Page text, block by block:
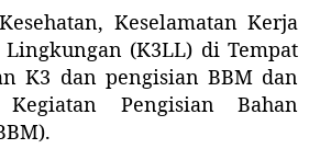
Keselamatan Kerja
(K3LL) di Tempat
K3 dan pengisian BBM dan
Kegiatan Pengisian Bahan